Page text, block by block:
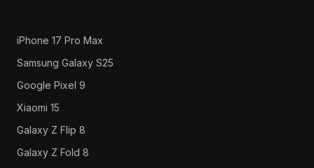
iPhone 17 Pro Max
Samsung Galaxy S25
Google Pixel 9
Xiaomi 15
Galaxy Z Flip 8
Galaxy Z Fold 8